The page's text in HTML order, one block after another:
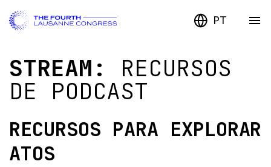
PT
STREAM: RECURSOS
DE PODCAST
RECURSOS PARA EXPLORAR
ATOS